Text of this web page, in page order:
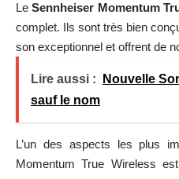
LeSennheiser Momentum
complet. Ils sont très bien
son exceptionnel et offrent de
Lire aussi :
Nouvelle
sauf le nom
L’un des aspects les plus
Momentum True Wireless est